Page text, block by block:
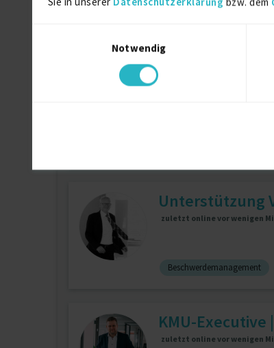
Notwendig
Content
Unterstützung
zuletzt online vor wenigen
Beschwerdemanagement
KMU-
zuletzt online vor wenigen